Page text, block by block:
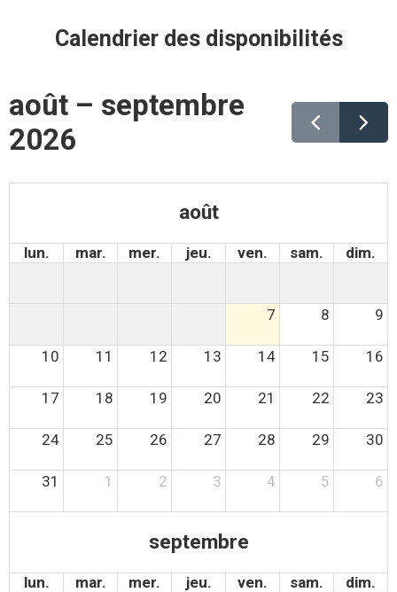
Calendrier des disponibilités
août – septembre
2026
août
lun. mar. mer. jeu. ven. sam. dim.
7 8 9
10 11 12 13 14 15 16
17 18 19 20 21 22 23
24 25 26 27 28 29 30
31 1 2 3 4 5 6
septembre
lun. mar. mer. jeu. ven. sam.
dim.